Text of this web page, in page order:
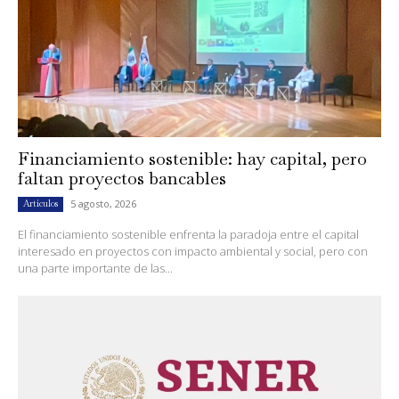
Financiamiento sostenible: hay capital, pero
faltan proyectos bancables
Artículos 5 agosto, 2026
El financiamiento sostenible enfrenta la paradoja entre el capital
interesado en proyectos con impacto ambiental y social, pero con
una parte importante de las...